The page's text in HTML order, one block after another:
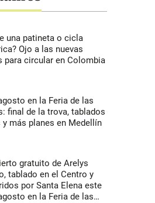
una patineta o cicla
Ojo a las nuevas
para circular en Colombia
en la Feria de las
final de la trova, tablados
y más planes en Medellín
gratuito de Arelys
tablado en el Centro y
por Santa Elena este
en la Feria de las